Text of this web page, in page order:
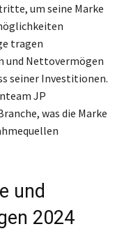
um seine Marke
tragen
und Nettovermögen
seiner Investitionen.
JP
was die Marke
und
2024